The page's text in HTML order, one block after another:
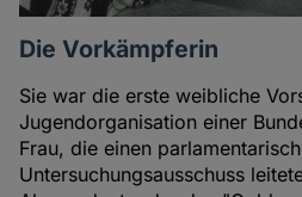
Die Vorkämpferin
Sie war die erste weibliche
Jugendorganisation einer
Frau, die einen
Untersuchungsausschuss